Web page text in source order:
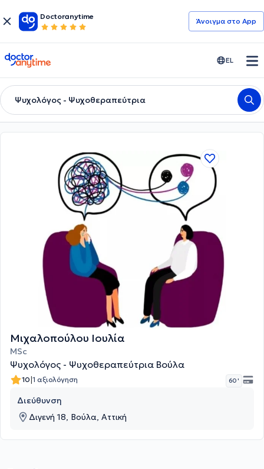
Doctoranytime
Άνοιγμα στο App
doctoranytime EL
Ψυχολόγος - Ψυχοθεραπεύτρια
Μιχαλοπούλου Ιουλία
MSc
Ψυχολόγος - Ψυχοθεραπεύτρια Βούλα
10|1 αξιολόγηση 60 '
Διεύθυνση
Διγενή 18, Βούλα, Αττική